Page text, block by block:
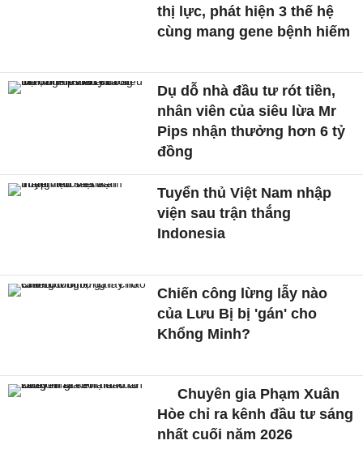
thị lực, phát hiện 3 thế hệ
cùng mang gene bệnh hiếm
Dụ dỗ nhà đầu tư rót tiền,
nhân viên của siêu lừa Mr
Pips nhận thưởng hơn 6 tỷ
đồng
Tuyển thủ Việt Nam nhập
viện sau trận thắng
Indonesia
Chiến công lừng lẫy nào
của Lưu Bị bị 'gán' cho
Khổng Minh?
Chuyên gia Phạm Xuân
Hòe chỉ ra kênh đầu tư sáng
nhất cuối năm 2026